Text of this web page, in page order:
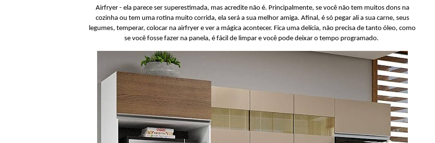
Airfryer - ela parece ser superestimada, mas acredite não é. Principalmente, se você não tem muitos dons na
cozinha ou tem uma rotina muito corrida, ela será a sua melhor amiga. Afinal, é só pegar ali a sua carne, seus
legumes, temperar, colocar na airfryer e ver a mágica acontecer. Fica uma delícia, não precisa de tanto óleo, como
se você fosse fazer na panela, é fácil de limpar e você pode deixar o tempo programado.